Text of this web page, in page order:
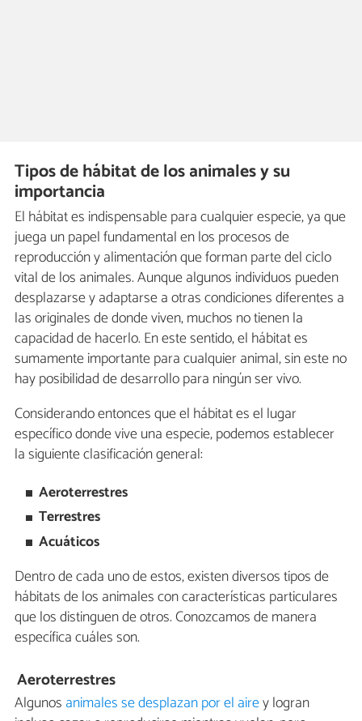
Tipos de hábitat de los animales y su
importancia
El hábitat es indispensable para cualquier especie, ya que
juega un papel fundamental en los procesos de
reproducción y alimentación que forman parte del ciclo
vital de los animales. Aunque algunos individuos pueden
desplazarse y adaptarse a otras condiciones diferentes a
las originales de donde viven, muchos no tienen la
capacidad de hacerlo. En este sentido, el hábitat es
sumamente importante para cualquier animal, sin este no
hay posibilidad de desarrollo para ningún ser vivo.
Considerando entonces que el hábitat es el lugar
específico donde vive una especie, podemos establecer
la siguiente clasificación general:
Aeroterrestres
Terrestres
Acuáticos
Dentro de cada uno de estos, existen diversos tipos de
hábitats de los animales con características particulares
que los distinguen de otros. Conozcamos de manera
específica cuáles son.
Aeroterrestres
Algunos animales se desplazan por el airey logran